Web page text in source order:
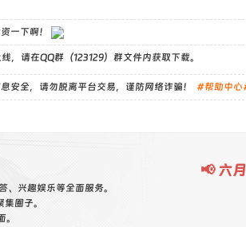
一下啊！
，请在QQ群（123129）群文件内获取下载。
安全，请勿脱离平台交易，谨防网络诈骗！ #帮助中
📢 六
、兴趣娱乐等全面服务。
圈子。